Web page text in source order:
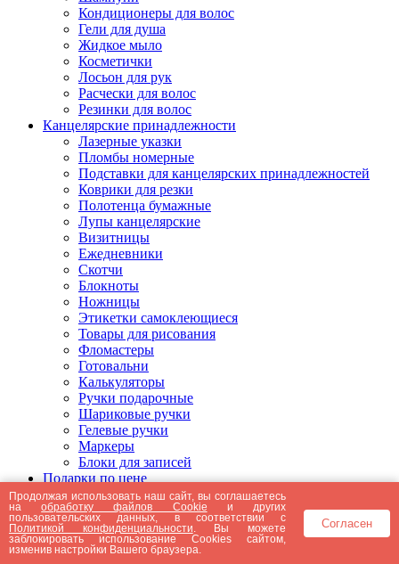
Кондиционеры для волос
Гели для душа
Жидкое мыло
Косметички
Лосьон для рук
Расчески для волос
Резинки для волос
Канцелярские принадлежности
Лазерные указки
Пломбы номерные
Подставки для канцелярских принадлежностей
Коврики для резки
Полотенца бумажные
Лупы канцелярские
Визитницы
Ежедневники
Скотчи
Блокноты
Ножницы
Этикетки самоклеющиеся
Товары для рисования
Фломастеры
Готовальни
Калькуляторы
Ручки подарочные
Шариковые ручки
Гелевые ручки
Маркеры
Блоки для записей
Подарки по цене
Подарки от 5000 рублей
Подарки до 5000 рублей
Подарки до 3000 рублей
Подарки до 2000 рублей
Подарки до 1000 рублей
Продолжая использовать наш сайт, вы соглашаетесь
наобработку файлов Cookie и других
пользовательских данных, в соответствии с
Политикой конфиденциальности . Вы можете
заблокировать использование Cookies сайтом,
изменив настройки Вашего браузера.
Согласен